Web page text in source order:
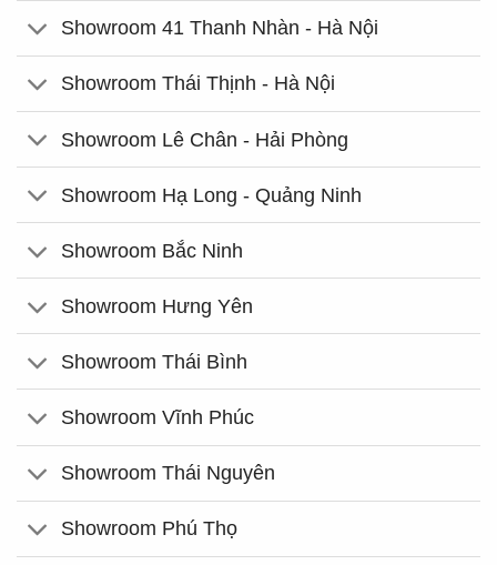
Showroom 41 Thanh Nhàn - Hà Nội
Showroom Thái Thịnh - Hà Nội
Showroom Lê Chân - Hải Phòng
Showroom Hạ Long - Quảng Ninh
Showroom Bắc Ninh
Showroom Hưng Yên
Showroom Thái Bình
Showroom Vĩnh Phúc
Showroom Thái Nguyên
Showroom Phú Thọ